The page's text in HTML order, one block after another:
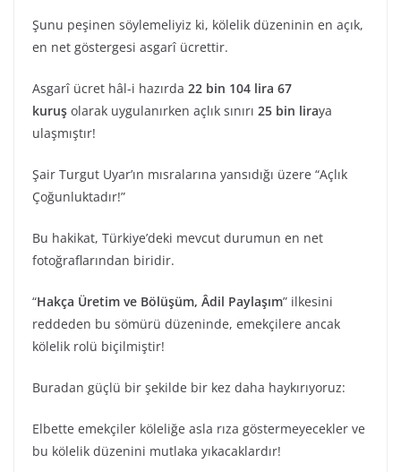
Şunu peşinen söylemeliyiz ki, kölelik düzeninin en açık,
en net göstergesi asgarî ücrettir.
Asgarî ücret hâl-i hazırda 22 bin 104 lira 67
kuruş olarak uygulanırken açlık sınırı 25 bin liraya
ulaşmıştır!
Şair Turgut Uyar’ın mısralarına yansıdığı üzere “Açlık
Çoğunluktadır!”
Bu hakikat, Türkiye’deki mevcut durumun en net
fotoğraflarından biridir.
“Hakça Üretim ve Bölüşüm, Âdil Paylaşım” ilkesini
reddeden bu sömürü düzeninde, emekçilere ancak
kölelik rolü biçilmiştir!
Buradan güçlü bir şekilde bir kez daha haykırıyoruz:
Elbette emekçiler köleliğe asla rıza göstermeyecekler ve
bu kölelik düzenini mutlaka yıkacaklardır!